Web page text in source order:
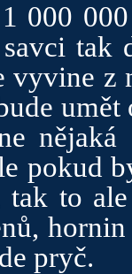
000
tak
vyvine z
umět
pokud
tak to
pryč.